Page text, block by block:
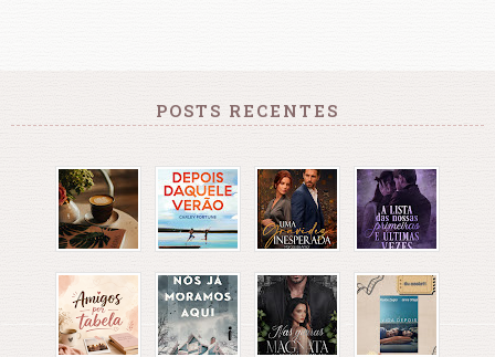
POSTS RECENTES